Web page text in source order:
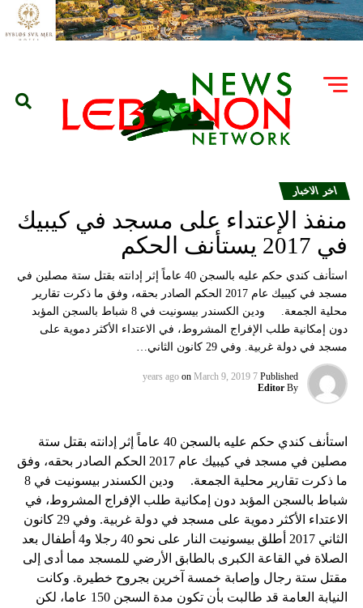
اخر الاخبار
منفذ الإعتداء على مسجد في كيبيك
في 2017 يستأنف الحكم
استأنف كندي حكم عليه بالسجن 40 عاماً إثر إدانته بقتل ستة مصلين في
مسجد في كيبيك عام 2017 الحكم الصادر بحقه، وفق ما ذكرت تقارير
محلية الجمعة. ودين الكسندر بيسونيت في 8 شباط بالسجن المؤبد
دون إمكانية طلب الإفراج المشروط، في الاعتداء الأكثر دموية على
مسجد في دولة غربية. وفي 29 كانون الثاني…
Published
7 years ago
on March 9, 2019
By
Editor
استأنف كندي حكم عليه بالسجن 40 عاماً إثر إدانته بقتل ستة
مصلين في مسجد في كيبيك عام 2017 الحكم الصادر بحقه، وفق
ما ذكرت تقارير محلية الجمعة. ودين الكسندر بيسونيت في 8
شباط بالسجن المؤبد دون إمكانية طلب الإفراج المشروط، في
الاعتداء الأكثر دموية على مسجد في دولة غربية. وفي 29 كانون
الثاني 2017 أطلق بيسونيت النار على نحو 40 رجلا و4 أطفال بعد
الصلاة في القاعة الكبرى بالطابق الأرضي للمسجد مما أدى إلى
مقتل ستة رجال وإصابة خمسة آخرين بجروح خطيرة. وكانت
النيابة العامة قد طالبت بأن تكون مدة السجن 150 عاما، لكن